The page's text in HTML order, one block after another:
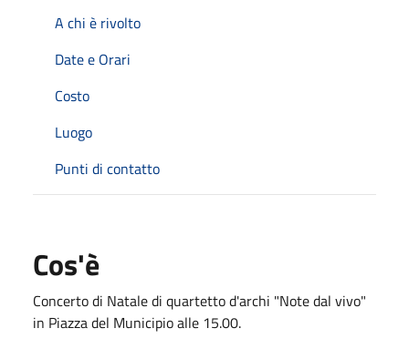
A chi è rivolto
Date e Orari
Costo
Luogo
Punti di contatto
Cos'è
Concerto di Natale di quartetto d'archi "Note dal vivo"
in Piazza del Municipio alle 15.00.